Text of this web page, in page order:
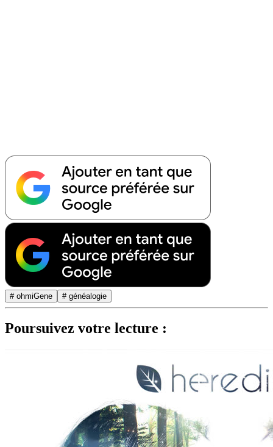
# ohmiGene # généalogie
Poursuivez votre lecture :